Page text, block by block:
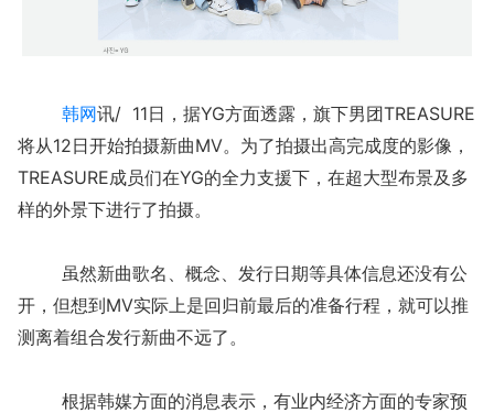
韩网讯/ 11日，据YG方面透露，旗下男团TREASURE
将从12日开始拍摄新曲MV。为了拍摄出高完成度的影像，
TREASURE成员们在YG的全力支援下，在超大型布景及多
样的外景下进行了拍摄。
虽然新曲歌名、概念、发行日期等具体信息还没有公
开，但想到MV实际上是回归前最后的准备行程，就可以推
测离着组合发行新曲不远了。
根据韩媒方面的消息表示，有业内经济方面的专家预